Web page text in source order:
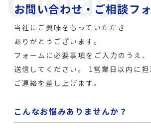
お問い合わせ・ご相談フ
当社にご興味をもっていただき
ありがとうございます。
フォームに必要事項をご入力のうえ、
送信してください。
1営業日以内に担
ご連絡を差し上げます。
こんなお悩みありませんか？